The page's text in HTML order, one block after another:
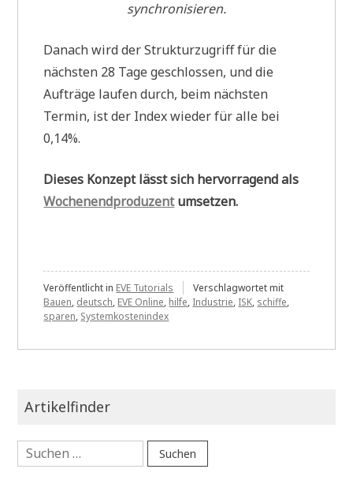
synchronisieren.
Danach wird der Strukturzugriff für die
nächsten 28 Tage geschlossen, und die
Aufträge laufen durch, beim nächsten
Termin, ist der Index wieder für alle bei
0,14%.
Dieses Konzept lässt sich hervorragend als
Wochenendproduzentumsetzen.
Veröffentlicht in EVE Tutorials
Verschlagwortet mit
Bauen, deutsch, EVE Online, hilfe, Industrie, ISK, schiffe,
sparen, Systemkostenindex
Artikelfinder
Suchen
nach: